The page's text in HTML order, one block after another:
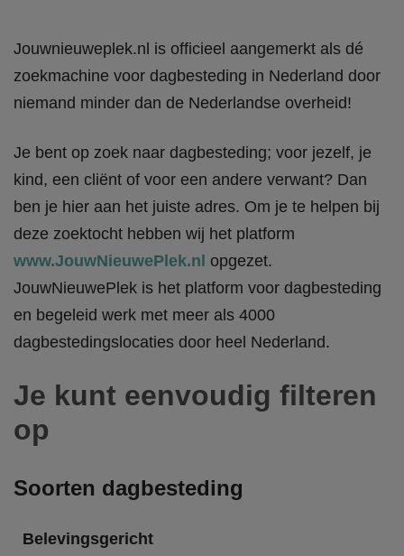
Jouwnieuweplek.nl is officieel aangemerkt als dé
zoekmachine voor dagbesteding in Nederland door
niemand minder dan de Nederlandse overheid!
Je bent op zoek naar dagbesteding; voor jezelf, je
kind, een cliënt of voor een andere verwant? Dan
ben je hier aan het juiste adres. Om je te helpen bij
deze zoektocht hebben wij het platform
www.JouwNieuwePlek.nl opgezet.
JouwNieuwePlek is het platform voor dagbesteding
en begeleid werk met meer als 4000
dagbestedingslocaties door heel Nederland.
Je kunt eenvoudig filteren
op
Soorten dagbesteding
Belevingsgericht